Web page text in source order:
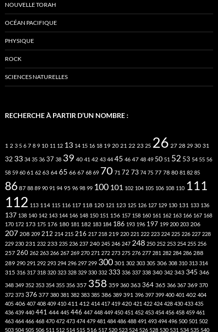
NOUVELLE TORAH
OCÉAN PACIFIQUE
PHYSIQUE
ROCK
SCIENCES NATURELLES
RECHERCHE À PARTIR D’UN NOMBRE :
1 2 3 5 6 7 8 9 10 11 12 13 14 15 16 18 19 20 21 22 23 25 26 27 28 29 30 31
32 33 34 35 36 37 38 39 40 41 42 43 44 45 46 47 48 49 50 51 52 53 54 55 56
58 59 60 61 62 63 64 65 66 67 68 69 70 71 72 73 74 75 77 78 80 81 82 85
86 87 88 89 90 91 94 95 96 98 99 100 101 102 104 105 106 108 110 111
112 113 114 115 116 117 118 120 121 123 125 126 127 129 130 131 133 136
137 138 140 142 143 144 146 148 150 151 156 157 158 160 161 162 163 166 167 168
170 172 173 175 176 180 181 182 183 184 186 193 196 197 199 200 203 206
207 208 209 212 214 215 216 217 218 219 220 221 222 223 224 225 226 227 228
229 230 231 232 233 235 236 237 240 245 246 247 248 250 252 253 254 255 256
257 260 262 263 266 267 269 270 271 272 273 275 276 277 281 282 284 286 288
289 290 291 292 293 294 296 297 299 300 301 302 303 305 306 308 310 313 314
315 316 317 318 320 323 328 329 330 332 333 336 337 338 340 342 343 345 346
348 349 352 353 354 355 356 357 358 359 360 363 364 365 366 367 369 370
372 373 376 377 380 381 382 383 385 386 389 391 396 397 399 400 401 402 404
405 406 407 408 409 410 411 412 414 417 419 420 421 422 424 428 430 433 435
436 439 440 441 444 445 446 447 448 449 450 451 452 453 454 456 458 459 461
463 464 466 468 470 472 473 474 479 481 484 486 488 491 493 494 496 500 501 502
503 504 505 506 511 512 514 515 516 517 520 523 524 526 528 530 531 534 535 540